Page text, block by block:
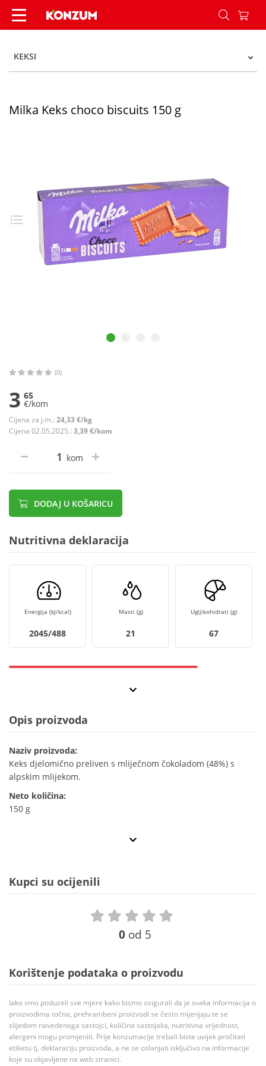
Milka Keks choco biscuits 150 g - Konzum
KEKSI
Milka Keks choco biscuits 150 g
(0)
3 65
€/kom
Cijena za j.m.: 24,33 €/kg
Cijena 02.05.2025.: 3,39 €/kom
kom
DODAJ U KOŠARICU
Nutritivna deklaracija
Energija (kJ/kcal)
2045/488
Masti (g)
21
Ugljikohidrati (g)
67
Opis proizvoda
Naziv proizvoda:
Keks djelomično preliven s mliječnom čokoladom (48%) s
alpskim mlijekom.
Neto količina:
150 g
Kupci su ocijenili
0 od 5
Korištenje podataka o proizvodu
Iako smo poduzeli sve mjere kako bismo osigurali da je svaka informacija o
proizvodima točna, prehrambeni proizvodi se često mijenjaju te se
slijedom navedenoga sastojci, količina sastojaka, nutritivna vrijednost,
alergeni mogu promjeniti. Prije konzumacije trebali biste uvijek pročitati
etiketu tj. deklaraciju proizvoda, a ne se oslanjati isključivo na informacije
koje su objavljene na web stranici.